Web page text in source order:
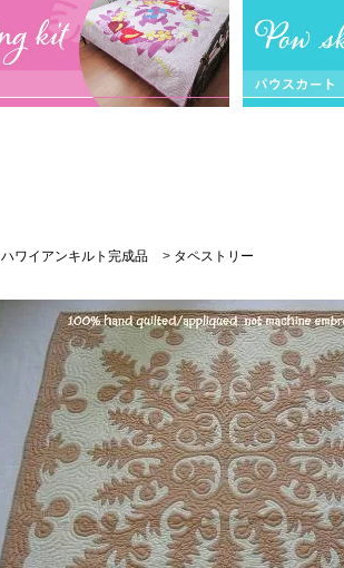
ハワイアンキルト完成品 > タペストリー